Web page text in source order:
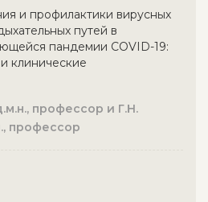
и профилактики вирусных
путей в
пандемии COVID-19:
клинические
профессор и Г.Н.
профессор